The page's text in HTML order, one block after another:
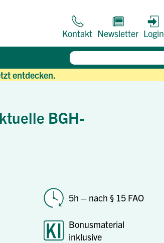
entdecken.
Kontakt Newsletter Login
BGH-
5h – nach § 15 FAO
Bonusmaterial
inklusive